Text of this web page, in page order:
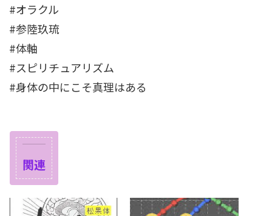
#オラクル
#参陸玖琉
#体軸
#スピリチュアリズム
#身体の中にこそ真理はある
関連